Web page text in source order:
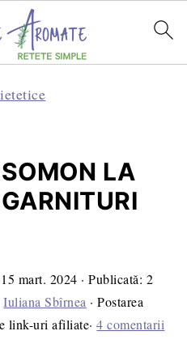
LA
15 mart. 2024 · Publicată: 2
Iuliana Sbîrnea · Postarea
link-uri afiliate·4 comentarii